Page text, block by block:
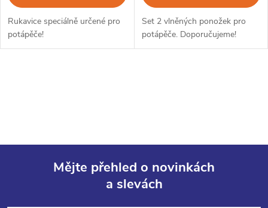
Rukavice speciálně určené pro
potápěče!
Set 2 vlněných ponožek pro
potápěče. Doporučujeme!
Mějte přehled o novinkách
a slevách